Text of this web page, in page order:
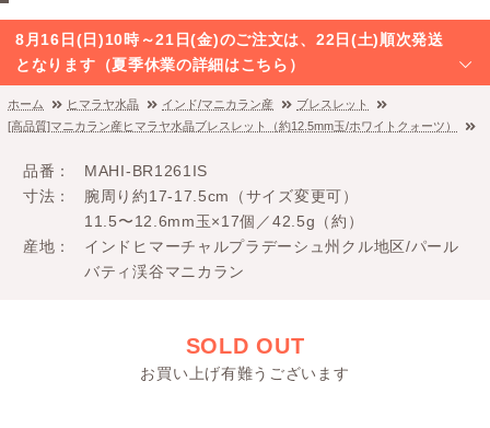
8月16日(日)10時～21日(金)のご注文は、22日(土)順次発送
となります（夏季休業の詳細はこちら）
ホーム ヒマラヤ水晶 インド/マニカラン産
ブレスレット
[高品質]マニカラン産ヒマラヤ水晶ブレスレット（約12.5mm玉/ホワイトクォーツ）
品番
MAHI-BR1261IS
寸法
腕周り約17-17.5cm（サイズ変更可）
11.5〜12.6mm玉×17個／42.5g（約）
産地
インドヒマーチャルプラデーシュ州クル地区/パール
バティ渓谷マニカラン
SOLD OUT
お買い上げ有難うございます